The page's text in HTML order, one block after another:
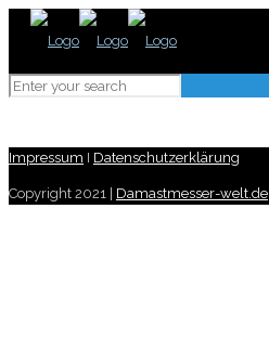
Impressum I Datenschutzerklärung
Copyright 2021 | Damastmesser-welt.de